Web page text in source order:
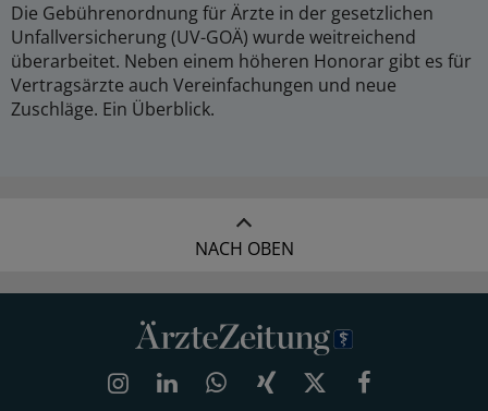
Die Gebührenordnung für Ärzte in der gesetzlichen
Unfallversicherung (UV-GOÄ) wurde weitreichend
überarbeitet. Neben einem höheren Honorar gibt es für
Vertragsärzte auch Vereinfachungen und neue
Zuschläge. Ein Überblick.
NACH OBEN